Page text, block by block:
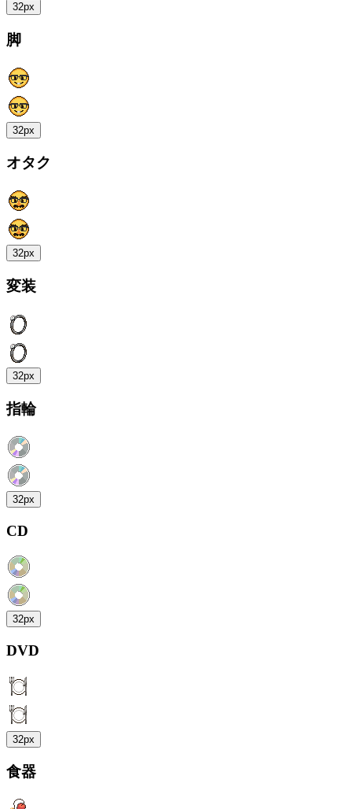
32px
脚
32px
オタク
32px
変装
32px
指輪
32px
CD
32px
DVD
32px
食器